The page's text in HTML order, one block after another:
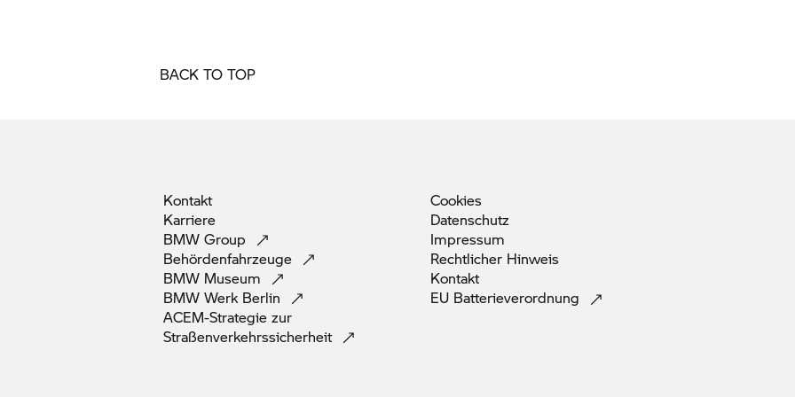
BACK TO TOP
Kontakt
Karriere
BMW Group
Behördenfahrzeuge
BMW Museum
BMW Werk Berlin
ACEM-Strategie zur
Straßenverkehrssicherheit
Cookies
Datenschutz
Impressum
Rechtlicher Hinweis
Kontakt
EU Batterieverordnung